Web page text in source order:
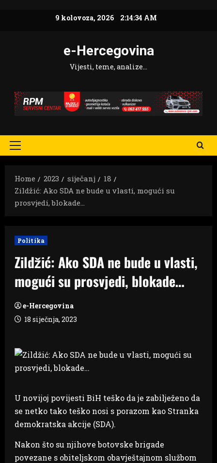
9 kolovoza, 2026 2:14:35 AM
e-Hercegovina
Vijesti, teme, analize…
Primary
Home
2023 siječanj
18
Zildžić: Ako SDA ne bude u vlasti, mogući su
prosvjedi, blokade…
Politika
Zildžić: Ako SDA ne bude u vlasti,
mogući su prosvjedi, blokade…
e-Hercegovina
18 siječnja, 2023
U novijoj povijesti BiH teško da je zabilježeno da
se netko tako teško nosi s porazom kao Stranka
demokratska akcije (SDA).
Nakon što su njihove botovske brigade
povezane s obiteljskom obavještajnom službom